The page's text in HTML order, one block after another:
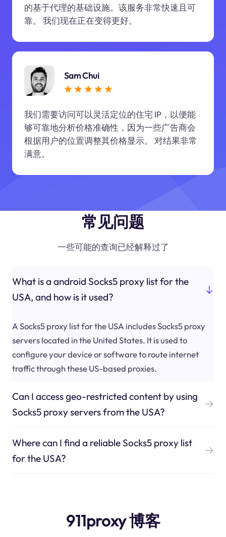
的基于代理的基础设施。该服务非常快速且可
靠。 我们现在正在变得更好。
Sam Chui
我们需要访问可以灵活定位的住宅 IP，以便能
够可靠地分析价格准确性，因为一些广告商会
根据用户的位置调整其价格显示。 对结果非常
满意。
常见问题
一些可能的查询已经解释过了
What is a android Socks5 proxy list for the
USA, and how is it used?
A Socks5 proxy list for the USA includes Socks5 proxy
servers located in the United States. It is used to
configure your device or software to route internet
traffic through these US-based proxies.
Can I access geo-restricted content by using
Socks5 proxy servers from the USA?
Where can I find a reliable Socks5 proxy list
for the USA?
911proxy 博客